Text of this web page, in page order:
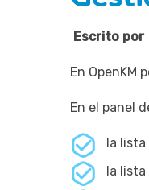
Escrito por
En OpenKM
En el panel
la lista
la lista